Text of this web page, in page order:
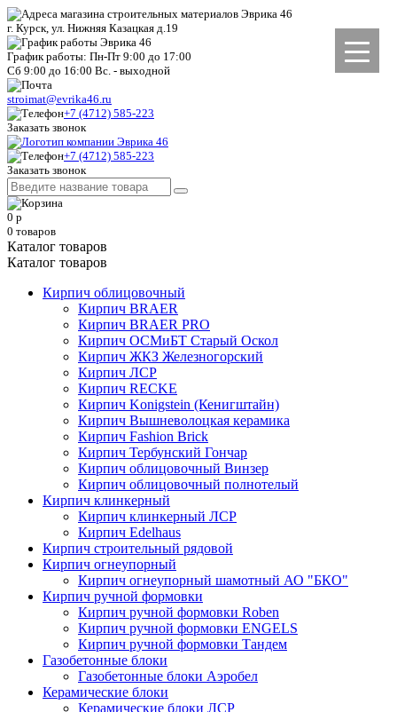
г. Курск, ул. Нижняя Казацкая д.19
График работы: Пн-Пт 9:00 до 17:00
Сб 9:00 до 16:00 Вс. - выходной
stroimat@evrika46.ru
+7 (4712) 585-223
Заказать звонок
+7 (4712) 585-223
Заказать звонок
0 р
0 товаров
Каталог товаров
Каталог товаров
Кирпич облицовочный
Кирпич BRAER
Кирпич BRAER PRO
Кирпич ОСМиБТ Старый Оскол
Кирпич ЖКЗ Железногорский
Кирпич ЛСР
Кирпич RECKE
Кирпич Konigstein (Кенигштайн)
Кирпич Вышневолоцкая керамика
Кирпич Fashion Brick
Кирпич Тербунский Гончар
Кирпич облицовочный Винзер
Кирпич облицовочный полнотелый
Кирпич клинкерный
Кирпич клинкерный ЛСР
Кирпич Edelhaus
Кирпич строительный рядовой
Кирпич огнеупорный
Кирпич огнеупорный шамотный АО "БКО"
Кирпич ручной формовки
Кирпич ручной формовки Roben
Кирпич ручной формовки ENGELS
Кирпич ручной формовки Тандем
Газобетонные блоки
Газобетонные блоки Аэробел
Керамические блоки
Керамические блоки ЛСР